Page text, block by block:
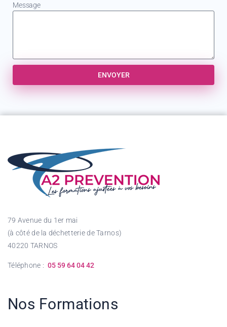
Message
ENVOYER
79 Avenue du 1er mai
(à côté de la déchetterie de Tarnos)
40220 TARNOS
Téléphone : 05 59 64 04 42
Nos Formations